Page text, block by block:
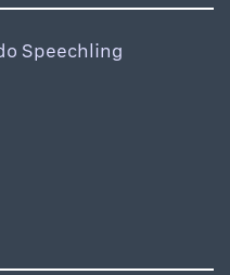
Speechling